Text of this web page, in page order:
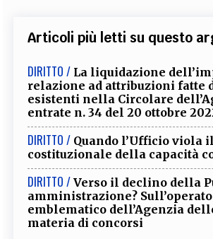
Articoli più letti su questo
DIRITTO / La liquidazione
relazione ad attribuzioni fatte
esistenti nella Circolare
entrate n. 34 del 20 ottobre
DIRITTO / Quando l’Ufficio viola
costituzionale della capacità
DIRITTO / Verso il declino della
amministrazione? Sull’operato
emblematico dell’Agenzia
materia di concorsi